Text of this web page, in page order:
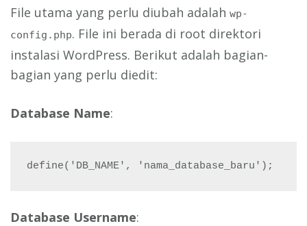
File utama yang perlu diubah adalah wp-
config.php. File ini berada di root direktori
instalasi WordPress. Berikut adalah bagian-
bagian yang perlu diedit:
Database Name:
define('DB_NAME', 'nama_database_baru');
Database Username: